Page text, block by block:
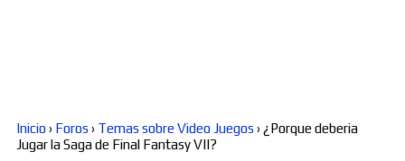
Inicio› Foros › Temas sobre Video Juegos › ¿Porque deberia
Jugar la Saga de Final Fantasy VII?